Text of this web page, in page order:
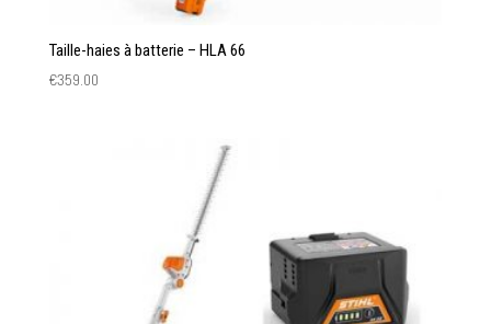
Taille-haies à batterie – HLA 66
€359.00